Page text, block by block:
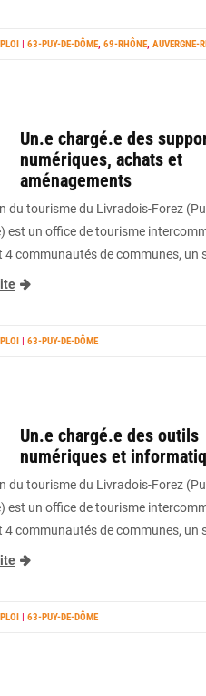
| 63-PUY-DE-DÔME, 69-RHÔNE, AUVERGNE-
Un.e chargé.e des
numériques, achats et
aménagements
du tourisme du Livradois-Forez
est un office de tourisme
4 communautés de communes, un
| 63-PUY-DE-DÔME
Un.e chargé.e des outils
numériques et
du tourisme du Livradois-Forez
est un office de tourisme
4 communautés de communes, un
| 63-PUY-DE-DÔME